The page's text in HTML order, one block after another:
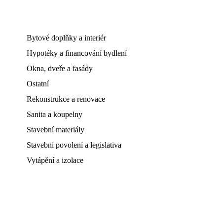
Bytové doplňky a interiér
Hypotéky a financování bydlení
Okna, dveře a fasády
Ostatní
Rekonstrukce a renovace
Sanita a koupelny
Stavební materiály
Stavební povolení a legislativa
Vytápění a izolace